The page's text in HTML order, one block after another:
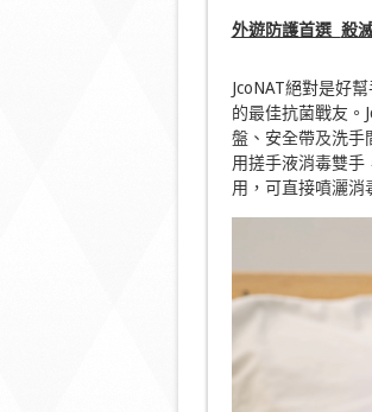
外遊防護首選 殺
JcoNAT絕對是好
的最佳抗菌戰友。
盤、安全帶及洗手
用搓手液消毒雙手
用，可直接噴灑消